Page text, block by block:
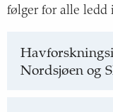
følger for alle ledd
Nordsjøen og